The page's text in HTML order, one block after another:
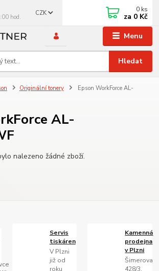
Menu
CZK
Hledat
hod.
0 ks
za 0 Kč
Originální tonery
Epson WorkForce AL-
AL-
nalezeno žádné zboží.
Servis
tiskáren
V Plzni
již od
roku
Kamenná
prodejna
v Plzni
Šimerova
428/3,